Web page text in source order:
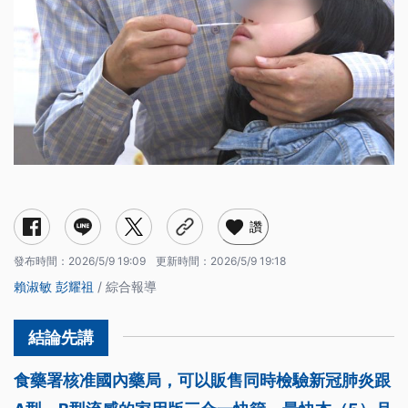
讚
發布時間： 2026/5/9 19:09 更新時間： 2026/5/9 19:18
賴淑敏 彭耀祖 / 綜合報導
食藥署核准國內藥局，可以販售同時檢驗新冠肺炎跟